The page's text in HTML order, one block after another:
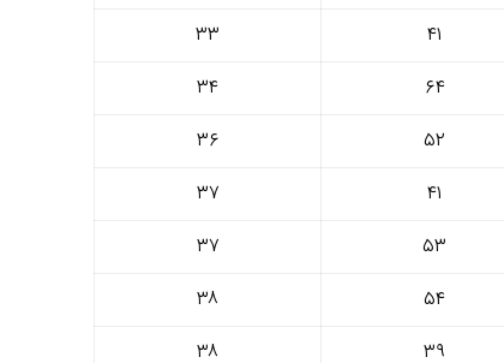
۴۱
۳۳
۶۴
۳۴
۵۲
۳۶
۴۱
۳۷
۵۳
۳۷
۵۴
۳۸
۳۹ ۳۸